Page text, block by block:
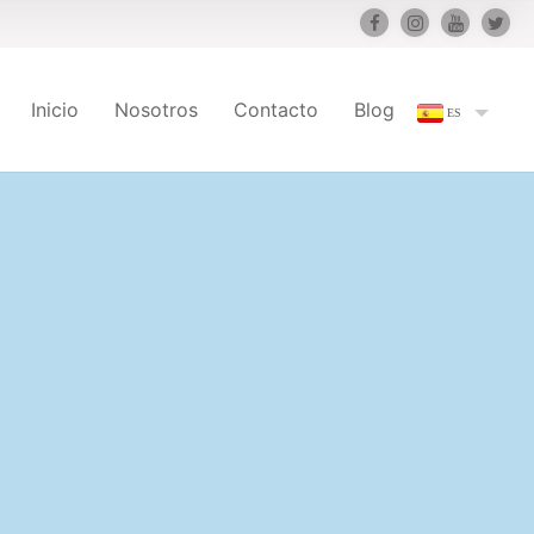
Inicio Nosotros Contacto Blog ES